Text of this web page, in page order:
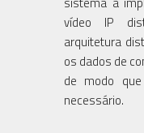
vídeo IP
arquitetura
os dados de
de modo
necessário.